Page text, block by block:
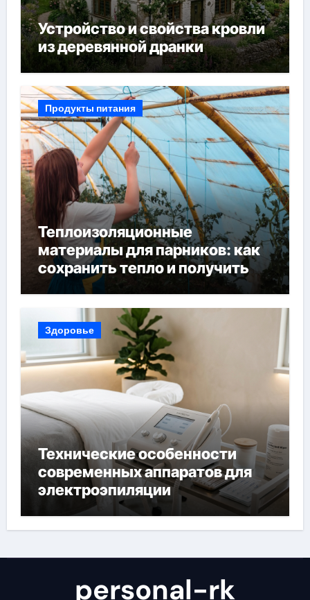
Устройство и свойства кровли
из деревянной дранки
Продукты питания
Теплоизоляционные
материалы для парников: как
сохранить тепло и получить
богатый урожай
Здоровье
Технические особенности
современных аппаратов для
электроэпиляции
personal-rk